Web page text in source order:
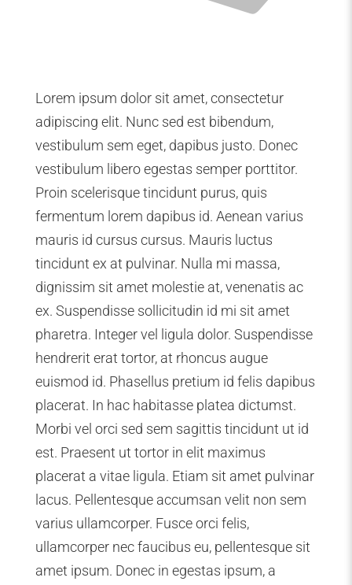
Lorem ipsum dolor sit amet, consectetur
adipiscing elit. Nunc sed est bibendum,
vestibulum sem eget, dapibus justo. Donec
vestibulum libero egestas semper porttitor.
Proin scelerisque tincidunt purus, quis
fermentum lorem dapibus id. Aenean varius
mauris id cursus cursus. Mauris luctus
tincidunt ex at pulvinar. Nulla mi massa,
dignissim sit amet molestie at, venenatis ac
ex. Suspendisse sollicitudin id mi sit amet
pharetra. Integer vel ligula dolor. Suspendisse
hendrerit erat tortor, at rhoncus augue
euismod id. Phasellus pretium id felis dapibus
placerat. In hac habitasse platea dictumst.
Morbi vel orci sed sem sagittis tincidunt ut id
est. Praesent ut tortor in elit maximus
placerat a vitae ligula. Etiam sit amet pulvinar
lacus. Pellentesque accumsan velit non sem
varius ullamcorper. Fusce orci felis,
ullamcorper nec faucibus eu, pellentesque sit
amet ipsum. Donec in egestas ipsum, a